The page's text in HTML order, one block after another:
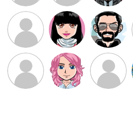
داود رضیی
طرفدار میلی
بابی براون
کیوان کیانی
امیروو ملیکا منتظری عارفه داستانپور